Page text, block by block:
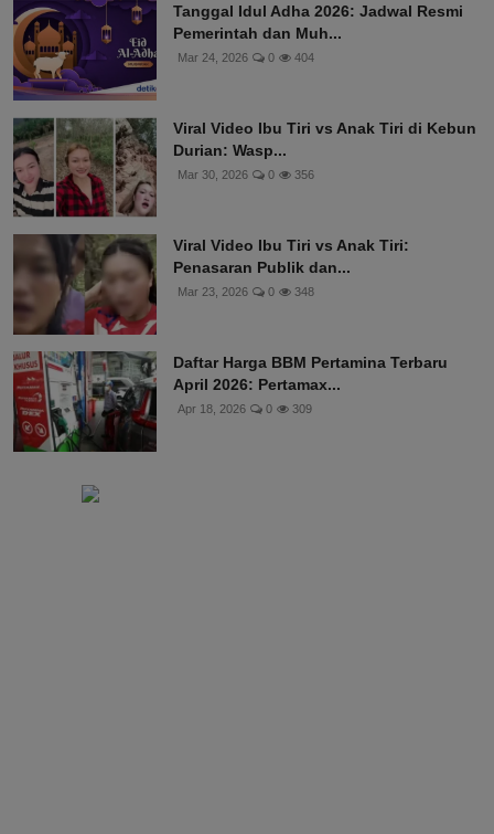
Tanggal Idul Adha 2026: Jadwal Resmi
Pemerintah dan Muh...
Mar 24, 2026 0 404
Viral Video Ibu Tiri vs Anak Tiri di Kebun
Durian: Wasp...
Mar 30, 2026 0 356
Viral Video Ibu Tiri vs Anak Tiri:
Penasaran Publik dan...
Mar 23, 2026 0 348
Daftar Harga BBM Pertamina Terbaru
April 2026: Pertamax...
Apr 18, 2026 0 309